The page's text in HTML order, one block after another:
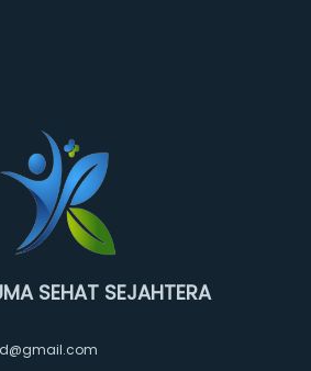
SEHAT SEJAHTERA